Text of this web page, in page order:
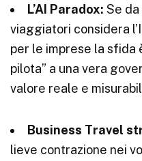
L’AI Paradox: Se da
viaggiatori considera
per le imprese la sfida
pilota” a una vera
valore reale e
Business Travel
lieve contrazione nei